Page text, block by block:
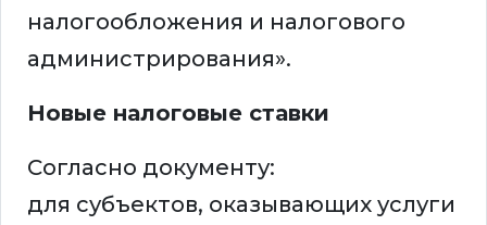
налогообложения и налогового
администрирования».
Новые налоговые ставки
Согласно документу:
для субъектов, оказывающих услуги